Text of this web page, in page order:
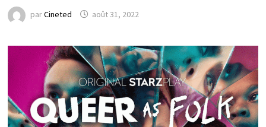
parCineted août 31, 2022